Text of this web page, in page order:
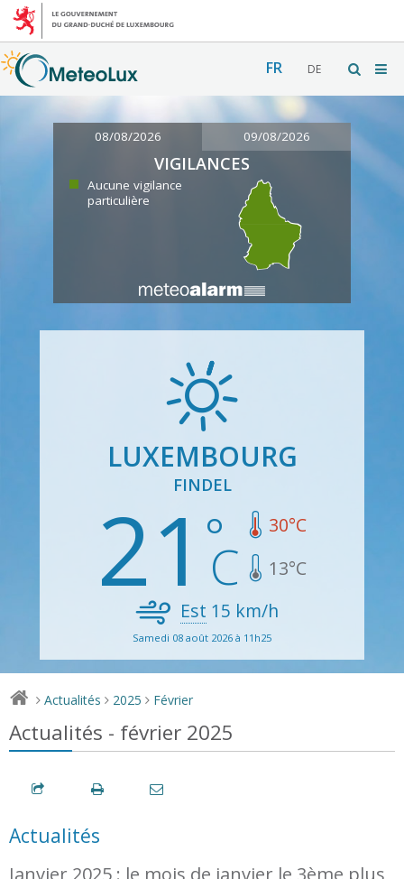
FR DE
08/08/2026 09/08/2026
VIGILANCES
Aucune vigilance
particulière
LUXEMBOURG
FINDEL
21 30°C
13°C
Est 15 km/h
Samedi 08 août 2026 à 11h25
> Actualités > 2025 > Février
Actualités - février 2025
Actualités
Janvier 2025 : le mois de janvier le 3ème plus